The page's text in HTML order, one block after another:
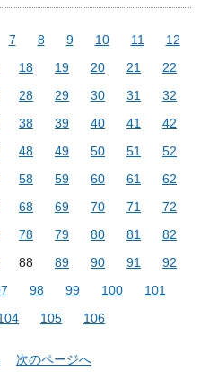
7 8 9 10 11
12
18 19 20 21
22
28 29 30 31
32
38 39 40 41
42
48 49 50 51
52
58 59 60 61
62
68 69 70 71
72
78 79 80 81
82
88 89 90 91
92
98 99 100
101
105 106
次のページへ